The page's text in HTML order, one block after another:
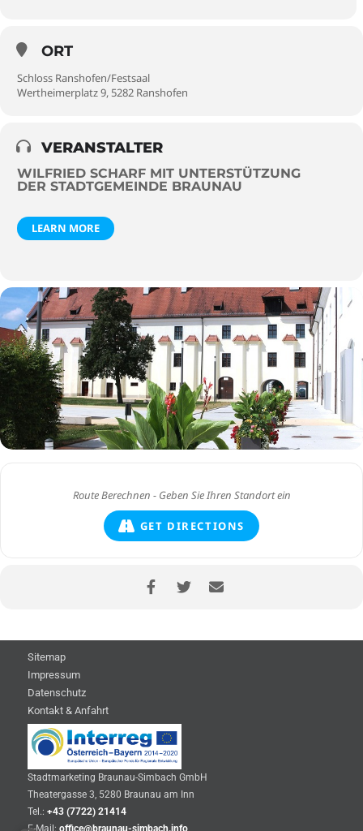
ORT
Schloss Ranshofen/Festsaal
Wertheimerplatz 9, 5282 Ranshofen
VERANSTALTER
WILFRIED SCHARF MIT UNTERSTÜTZUNG
DER STADTGEMEINDE BRAUNAU
LEARN MORE
GET DIRECTIONS
Sitemap
Impressum
Datenschutz
Kontakt & Anfahrt
Stadtmarketing Braunau-Simbach GmbH
Theatergasse 3, 5280 Braunau am Inn
Tel.: +43 (7722) 21414
E-Mail: office@braunau-simbach.info